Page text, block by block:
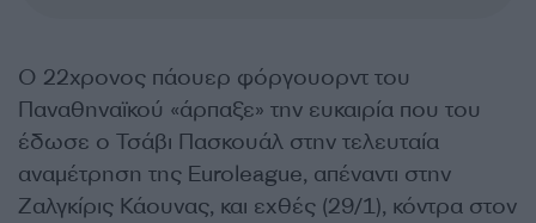
Ο 22χρονος πάουερ φόργουορντ του
Παναθηναϊκού «άρπαξε» την ευκαιρία που του
έδωσε ο Τσάβι Πασκουάλ στην τελευταία
αναμέτρηση της Euroleague, απέναντι στην
Ζαλγκίρις Κάουνας, και εχθές (29/1), κόντρα στον